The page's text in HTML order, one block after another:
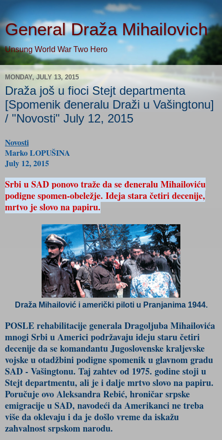
General Draža Mihailovich
Unsung World War Two Hero
MONDAY, JULY 13, 2015
Draža još u fioci Stejt departmenta
[Spomenik đeneralu Draži u Vašingtonu]
/ "Novosti" July 12, 2015
Novosti
Marko LOPUŠINA
July 12, 2015
Srbi u SAD ponovo traže da se đeneralu Mihailoviću
podigne spomen-obeležje. Ideja stara četiri decenije,
mrtvo je slovo na papiru.
Draža Mihailović i američki piloti u Pranjanima 1944.
POSLE rehabilitacije generala Dragoljuba Mihailovića
mnogi Srbi u Americi podržavaju ideju staru četiri
decenije da se komandantu Jugoslovenske kraljevske
vojske u otadžbini podigne spomenik u glavnom gradu
SAD - Vašingtonu. Taj zahtev od 1975. godine stoji u
Stejt departmentu, ali je i dalje mrtvo slovo na papiru.
Poručuje ovo Aleksandra Rebić, hroničar srpske
emigracije u SAD, navodeći da Amerikanci ne treba
više da oklevaju i da je došlo vreme da iskažu
zahvalnost srpskom narodu.